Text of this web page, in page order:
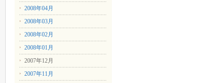
2008年04月
2008年03月
2008年02月
2008年01月
2007年12月
2007年11月